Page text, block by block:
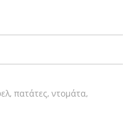
πατάτες, ντομάτα,